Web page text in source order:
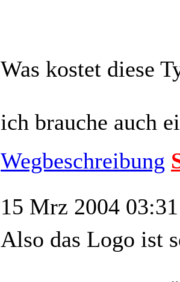
Was kostet diese
ich brauche auch
Wegbeschreibung
15 Mrz 2004 03:31
Also das Logo ist